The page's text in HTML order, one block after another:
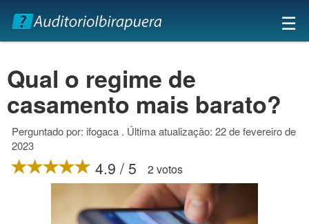
×
☰
Qual o regime de
casamento mais barato?
Perguntado por: ifogaca . Última atualização: 22 de fevereiro de
2023
4.9 / 5 2 votos